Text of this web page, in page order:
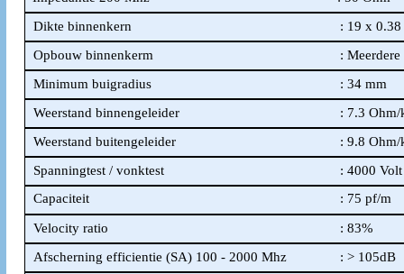
Dikte binnenkern
: 19 x 0.38
Opbouw binnenkerm
: Meerdere
Minimum buigradius
: 34 mm
Weerstand binnengeleider
: 7.3 Ohm/
Weerstand buitengeleider
: 9.8 Ohm/
Spanningtest / vonktest
: 4000 Volt
Capaciteit
: 75 pf/m
Velocity ratio
: 83%
Afscherning efficientie (SA) 100 - 2000 Mhz
: > 105dB